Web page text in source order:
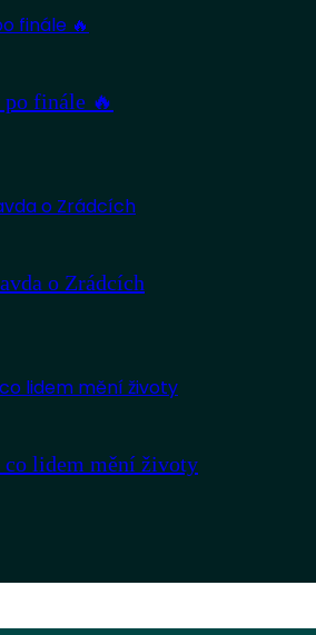
finále 🔥
o Zrádcích
co lidem mění životy